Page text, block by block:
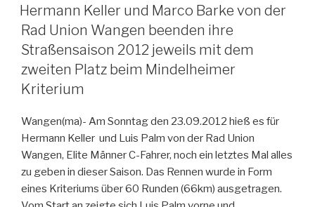
AM
Hermann Keller und Marco Barke von der
Rad Union Wangen beenden ihre
Straßensaison 2012 jeweils mit dem
zweiten Platz beim Mindelheimer
Kriterium
Wangen(ma)- Am Sonntag den 23.09.2012 hieß es für
Hermann Keller und Luis Palm von der Rad Union
Wangen, Elite Männer C-Fahrer, noch ein letztes Mal alles
zu geben in dieser Saison. Das Rennen wurde in Form
eines Kriteriums über 60 Runden (66km) ausgetragen.